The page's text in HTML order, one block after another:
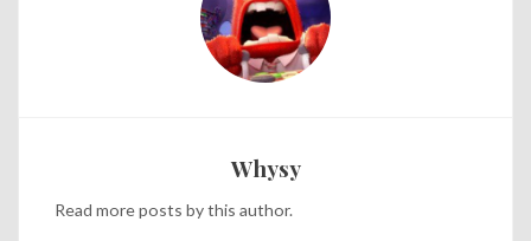
Whysy
Read more posts by this author.